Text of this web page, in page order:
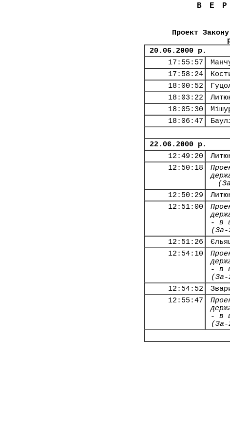
Проект
20.06.2000 р.
17:55:57
17:58:24
18:00:52
18:03:22
18:05:30
18:06:47
22.06.2000 р.
12:49:20
12:50:18
12:50:29
12:51:00
- в
(За-
12:51:26
12:54:10
- в
(За-
12:54:52
12:55:47
- в
(За-